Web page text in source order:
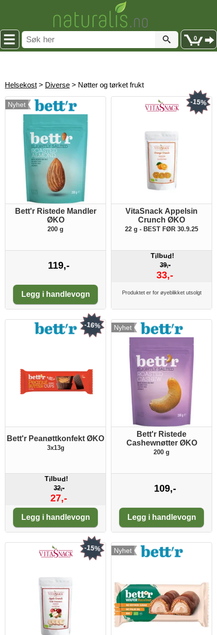
0
Helsekost > Diverse > Nøtter og tørket frukt
Nyhet
Bett'r Ristede Mandler
ØKO
200 g
119,-
Legg i handlevogn
VitaSnack Appelsin
Crunch ØKO
22 g - BEST FØR 30.9.25
Tilbud!
39,-
33,-
-15%
Produktet er for øyeblikket utsolgt
Bett'r Peanøttkonfekt ØKO
3x13g
Tilbud!
32,-
27,-
-16%
Legg i handlevogn
Nyhet
Bett'r Ristede
Cashewnøtter ØKO
200 g
109,-
Legg i handlevogn
-15% Nyhet